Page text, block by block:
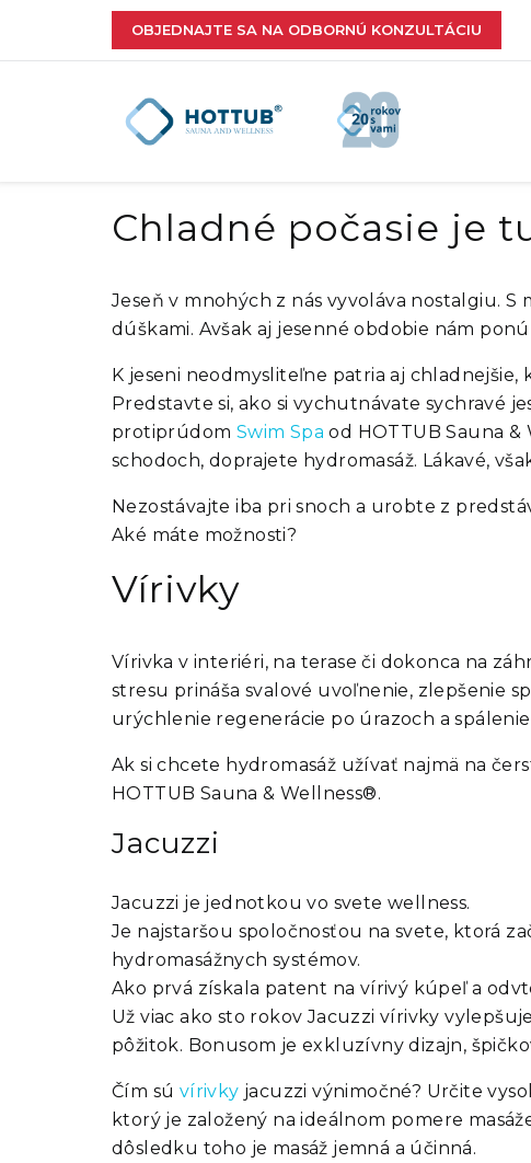
OBJEDNAJTE SA NA ODBORNÚ KONZULTÁCIU
Chladné počasie je
Jeseň v mnohých z nás vyvoláva nostalgiu.
dúškami. Avšak aj jesenné obdobie nám
K jeseni neodmysliteľne patria aj chladnejšie,
Predstavte si, ako si vychutnávate sychravé
protiprúdom Swim Spa od HOTTUB Sauna
schodoch, doprajete hydromasáž. Lákavé,
Nezostávajte iba pri snoch a urobte z
Aké máte možnosti?
Vírivky
Vírivka v interiéri, na terase či dokonca na
stresu prináša svalové uvoľnenie, zlepšenie
urýchlenie regenerácie po úrazoch a
Ak si chcete hydromasáž užívať najmä na
HOTTUB Sauna & Wellness®.
Jacuzzi
Jacuzzi je jednotkou vo svete wellness.
Je najstaršou spoločnosťou na svete, ktorá
hydromasážnych systémov.
Ako prvá získala patent na vírivý kúpeľ a
Už viac ako sto rokov Jacuzzi vírivky
pôžitok. Bonusom je exkluzívny dizajn,
Čím sú vírivky jacuzzi výnimočné? Určite
ktorý je založený na ideálnom pomere
dôsledku toho je masáž jemná a účinná.